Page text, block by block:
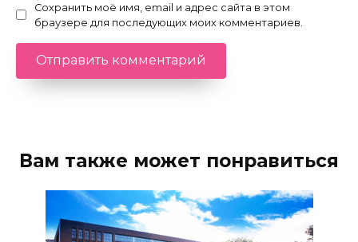
Сохранить моё имя, email и адрес сайта в этом
браузере для последующих моих комментариев.
Вам также может понравиться